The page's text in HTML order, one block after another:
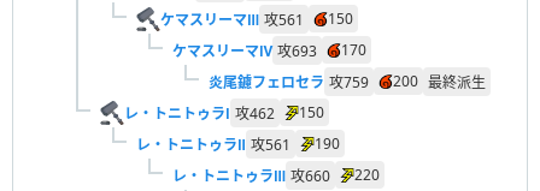
ケマスリーマⅢ 攻561
150
ケマスリーマⅣ 攻693
170
炎尾鑢フェロセラ 攻759 200 最終派生
レ・トニトゥラⅠ 攻462
150
レ・トニトゥラⅡ 攻561
190
レ・トニトゥラⅢ 攻660
220